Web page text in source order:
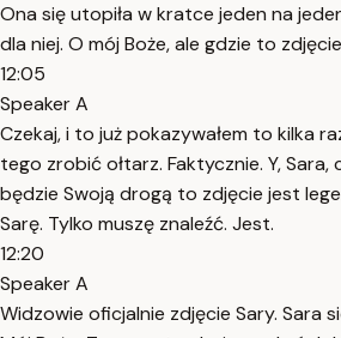
Ona się utopiła w kratce jeden na
dla niej. O mój Boże, ale gdzie to
12:05
Speaker A
Czekaj, i to już pokazywałem to kilka
tego zrobić ołtarz. Faktycznie. Y, Sara,
będzie Swoją drogą to zdjęcie jest
Sarę. Tylko muszę znaleźć. Jest.
12:20
Speaker A
Widzowie oficjalnie zdjęcie Sary. Sara